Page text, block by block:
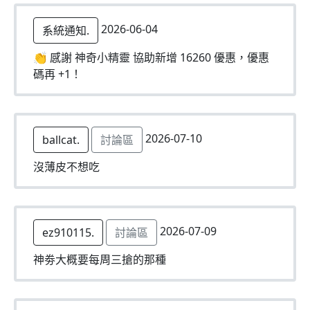
系統通知.
2026-06-04
👏 感謝 神奇小精靈 協助新增 16260 優惠，優惠
碼再 +1！
ballcat. 討論區
2026-07-10
沒薄皮不想吃
ez910115. 討論區
2026-07-09
神劵大概要每周三搶的那種